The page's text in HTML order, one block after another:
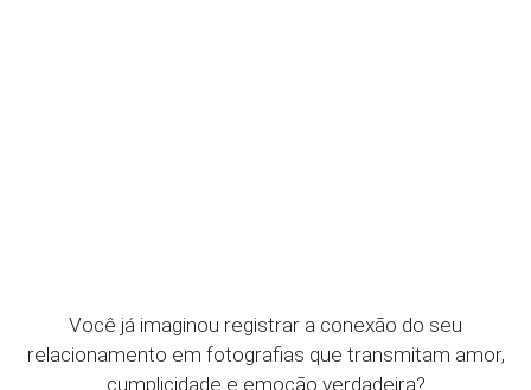
Você já imaginou registrar a conexão do seu
relacionamento em fotografias que transmitam amor,
cumplicidade e emoção verdadeira?